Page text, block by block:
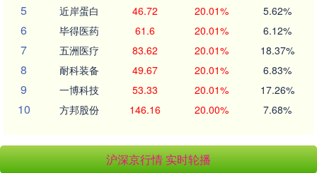
5 近岸蛋白 46.72 20.01% 5.62%
6 毕得医药 61.6 20.01% 6.12%
7 五洲医疗 83.62 20.01% 18.37%
8 耐科装备 49.67 20.01% 6.83%
9 一博科技 53.33 20.01% 17.26%
10 方邦股份 146.16 20.00% 7.68%
沪深京行情 实时轮播